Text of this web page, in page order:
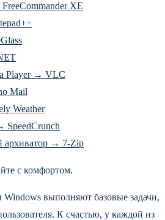
XE
Player → VLC
Mail
Weather
SpeedCrunch
архиватор → 7‑Zip
с комфортом.
выполняют базовые задачи,
К счастью, у каждой из